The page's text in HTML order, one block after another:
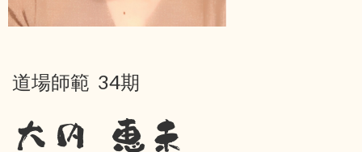
道場師範 34期
大内 恵未